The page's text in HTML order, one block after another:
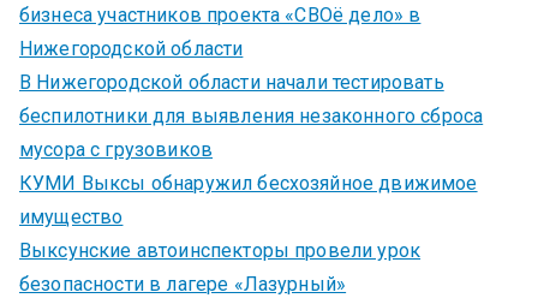
бизнеса участников проекта «СВОё дело» в
Нижегородской области
В Нижегородской области начали тестировать
беспилотники для выявления незаконного сброса
мусора с грузовиков
КУМИ Выксы обнаружил бесхозяйное движимое
имущество
Выксунские автоинспекторы провели урок
безопасности в лагере «Лазурный»